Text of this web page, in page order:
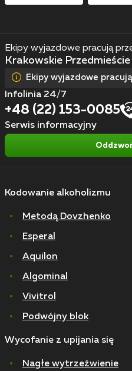
Kodowanie alkoholizmu
Metodą Dovzhenko
Esperal
Aquilon
Algominal
Vivitrol
Podwójny blok
Wycofanie z upijania się
Nagłe wytrzeźwienie
Ekipy wyjazdowe pracują
Krakowskie
Ekipy wyjazdowe
Infolinia 24/7
+48 (22) 153-0085
Serwis informacyjny